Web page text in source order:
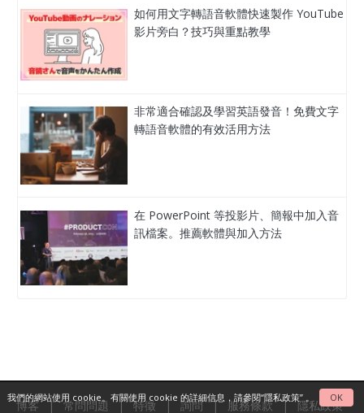
如何用文字轉語音軟體快速製作 YouTube
影片旁白？技巧與重點教學
非常適合確認及學習英語發音！免費文字
轉語音軟體的有效活用方法
在 PowerPoint 等投影片、簡報中加入音
訊檔案。推薦軟體與加入方法
博客 | 常問問題 | 特徵 | 詢問 | 服務條款 | 隱私政策
我們的網站使用 cookie。有關使用 cookie 的詳細信息，請參閱“隱私政策”。 OK